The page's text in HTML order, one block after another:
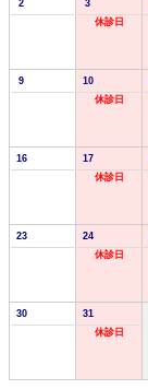
2
3
休診日
9
10
休診日
16
17
休診日
23
24
休診日
30
31
休診日